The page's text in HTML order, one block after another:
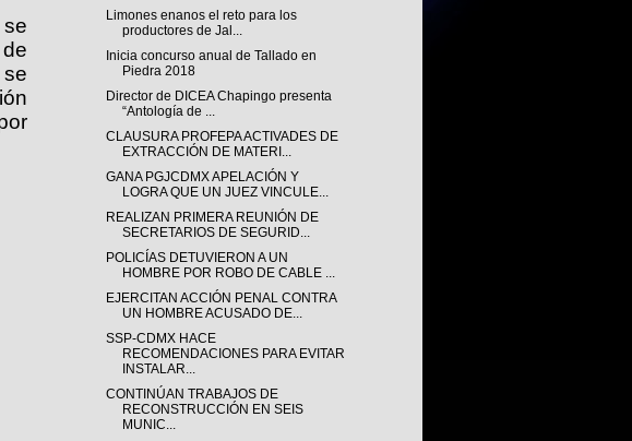
Limones enanos el reto para los
productores de Jal...
Inicia concurso anual de Tallado en
Piedra 2018
Director de DICEA Chapingo presenta
“Antología de ...
CLAUSURA PROFEPA ACTIVADES DE
EXTRACCIÓN DE MATERI...
GANA PGJCDMX APELACIÓN Y
LOGRA QUE UN JUEZ VINCULE...
REALIZAN PRIMERA REUNIÓN DE
SECRETARIOS DE SEGURID...
POLICÍAS DETUVIERON A UN
HOMBRE POR ROBO DE CABLE ...
EJERCITAN ACCIÓN PENAL CONTRA
UN HOMBRE ACUSADO DE...
SSP-CDMX HACE
RECOMENDACIONES PARA EVITAR
INSTALAR...
CONTINÚAN TRABAJOS DE
RECONSTRUCCIÓN EN SEIS
MUNIC...